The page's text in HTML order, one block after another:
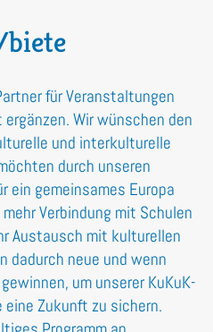
biete
für Veranstaltungen
Wir wünschen den
und interkulturelle
durch unseren
ein gemeinsames Europa
Verbindung mit Schulen
Austausch mit kulturellen
dadurch neue und wenn
um unserer KuKuK-
Zukunft zu sichern.